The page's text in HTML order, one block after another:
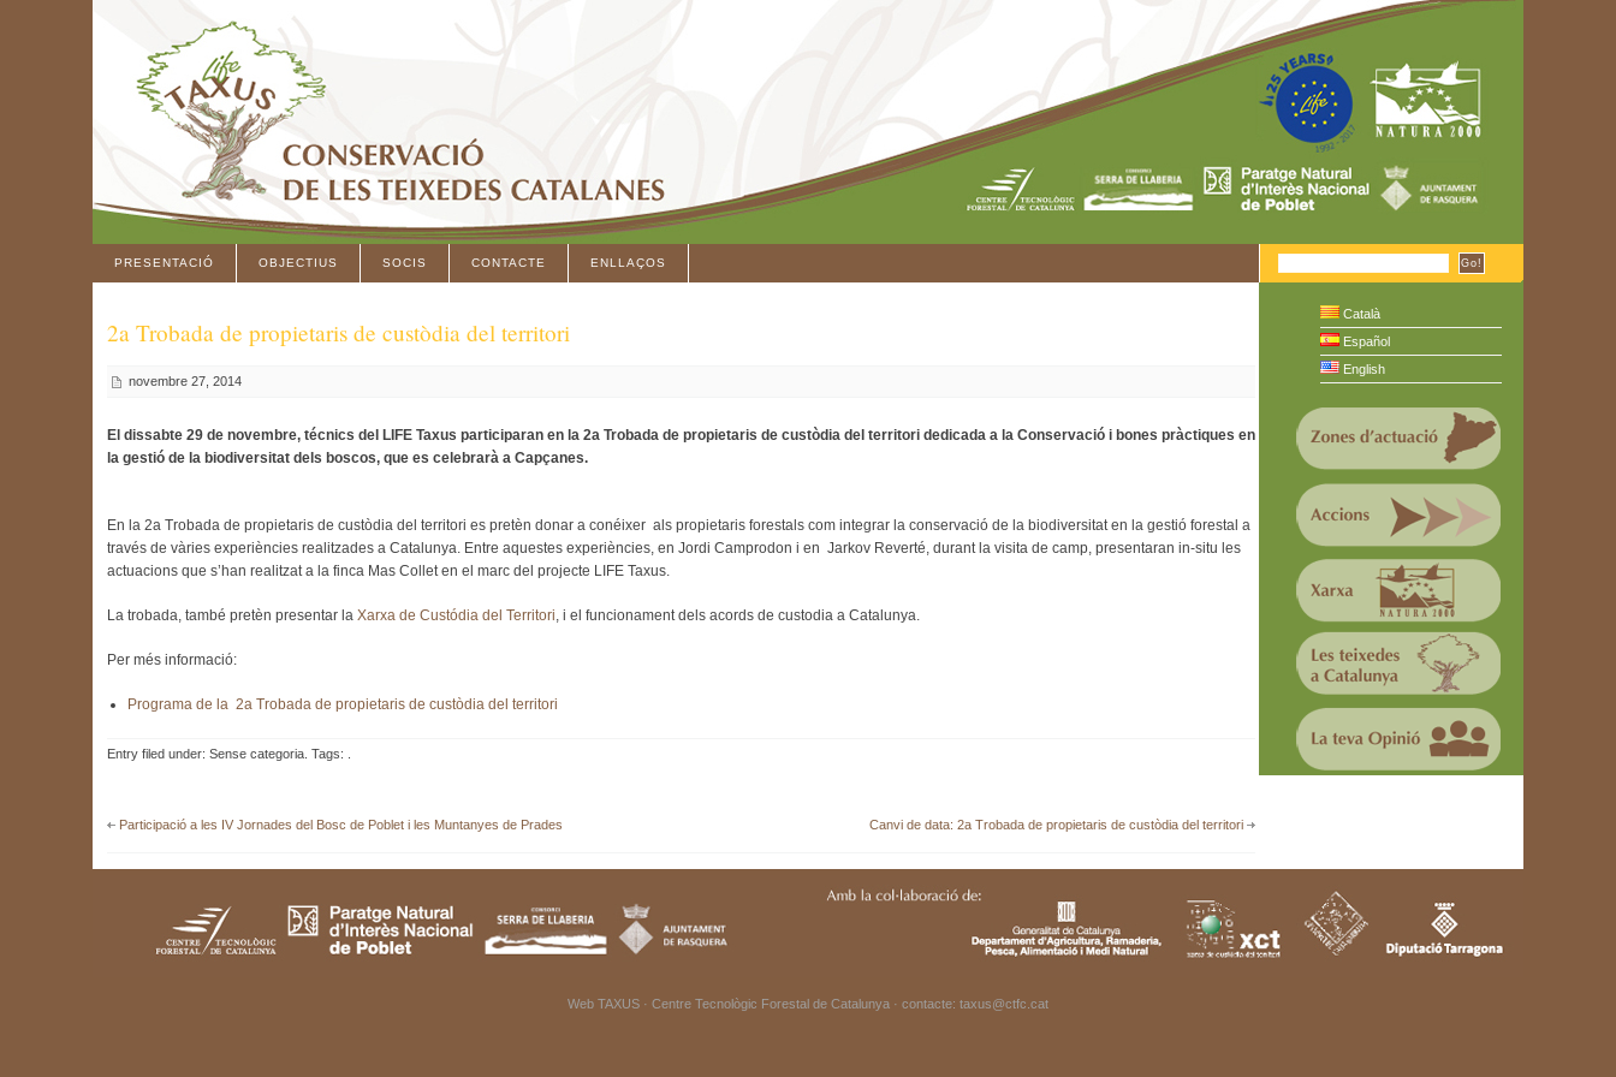
PRESENTACIÓ OBJECTIUS SOCIS CONTACTE ENLLAÇOS
2a Trobada de propietaris de custòdia del territori
novembre 27, 2014
El dissabte 29 de novembre, técnics del LIFE Taxus participaran en la 2a Trobada de propietaris de custòdia del territori dedicada a la Conservació i bones pràctiques en
la gestió de la biodiversitat dels boscos, que es celebrarà a Capçanes.
En la 2a Trobada de propietaris de custòdia del territori es pretèn donar a conéixer als propietaris forestals com integrar la conservació de la biodiversitat en la gestió forestal a
través de vàries experiències realitzades a Catalunya. Entre aquestes experiències, en Jordi Camprodon i en Jarkov Reverté, durant la visita de camp, presentaran in-situ les
actuacions que s’han realitzat a la finca Mas Collet en el marc del projecte LIFE Taxus.
La trobada, també pretèn presentar la Xarxa de Custódia del Territori, i el funcionament dels acords de custodia a Catalunya.
Per més informació:
Programa de la 2a Trobada de propietaris de custòdia del territori
Entry filed under: Sense categoria. Tags: .
Participació a les IV Jornades del Bosc de Poblet i les Muntanyes de Prades Canvi de data: 2a Trobada de propietaris de custòdia del territori
Català
Español
English
Web TAXUS · Centre Tecnològic Forestal de Catalunya · contacte: taxus@ctfc.cat